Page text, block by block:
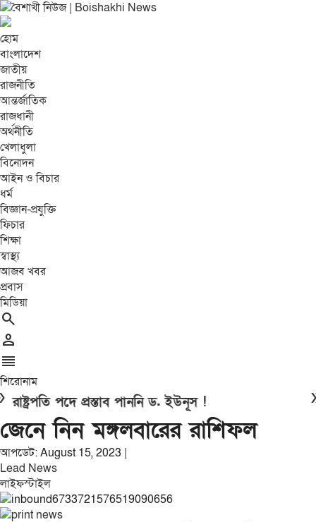
হোম
বাংলাদেশ
জাতীয়
রাজনীতি
আন্তর্জাতিক
রাজধানী
অর্থনীতি
খেলাধুলা
বিনোদন
আইন ও বিচার
ধর্ম
বিজ্ঞান-প্রযুক্তি
ফিচার
শিক্ষা
স্বাস্থ্য
আজব খবর
প্রবাস
মিডিয়া
search
person
reorder
শিরোনাম
পদে প্রস্তাব পাননি ড. ইউনূস !
জেনে নিন মঙ্গলবারের রাশিফল
আপডেট: August 15, 2023 |
Lead News
লাইফস্টাইল